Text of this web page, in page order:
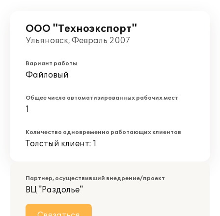
ООО "Техноэкспорт"
Ульяновск, Февраль 2007
Вариант работы
Файловый
Общее число автоматизированных рабочих мест
1
Количество одновременно работающих клиентов
Толстый клиент: 1
Партнер, осуществивший внедрение/проект
ВЦ "Раздолье"